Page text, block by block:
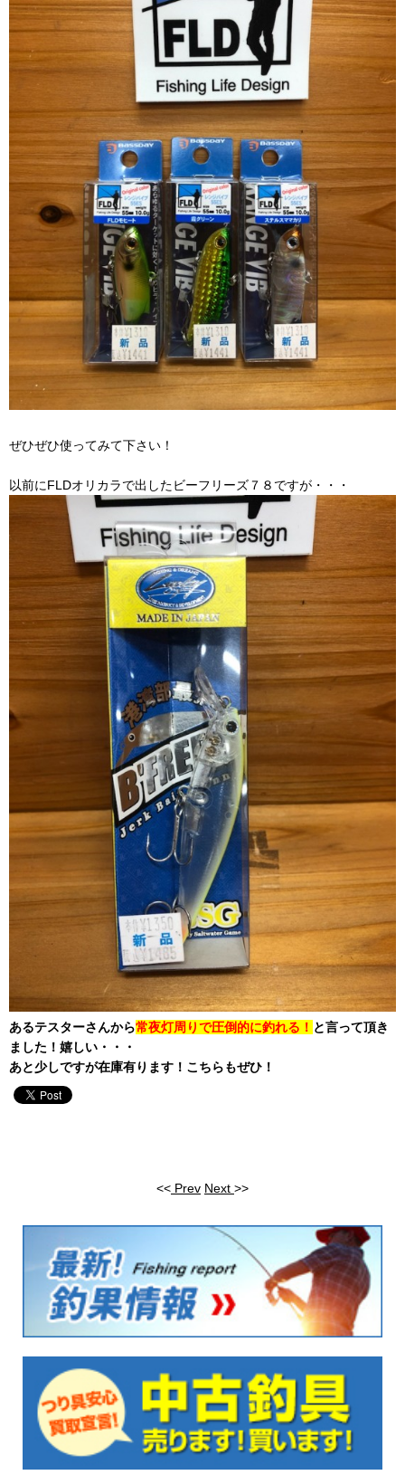
ぜひぜひ使ってみて下さい！
以前にFLDオリカラで出したビーフリーズ７８ですが・・・
あるテスターさんから常夜灯周りで圧倒的に釣れる！ と言って頂き
ました！嬉しい・・・
あと少しですが在庫有ります！こちらもぜひ！
<< Prev Next >>